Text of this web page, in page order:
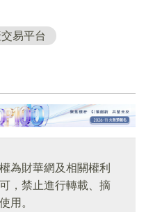
易平台
為財華網及相關權利
，禁止進行轉載、摘
用。